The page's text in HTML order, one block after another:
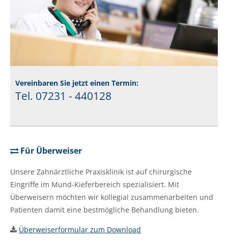
Vereinbaren Sie jetzt einen Termin:
Tel. 07231 - 440128
Für Überweiser
Unsere Zahnärztliche Praxisklinik ist auf chirurgische
Eingriffe im Mund-Kieferbereich spezialisiert. Mit
Überweisern möchten wir kollegial zusammenarbeiten und
Patienten damit eine bestmögliche Behandlung bieten.
Überweiserformular zum Download